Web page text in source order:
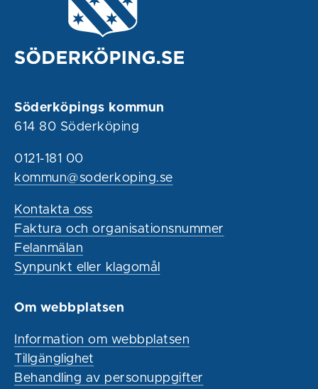
Söderköpings kommun
614 80 Söderköping
0121-181 00
kommun@soderkoping.se
Kontakta oss
Faktura och organisationsnummer
Felanmälan
Synpunkt eller klagomål
Om webbplatsen
Information om webbplatsen
Tillgänglighet
Behandling av personuppgifter